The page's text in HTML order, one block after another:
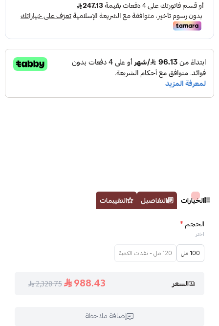
الخيارات التفاصيل
التقييمات
الحجم*
اختر
100 مل 120 مل - نفدت الكمية
السعر 988.43
2,328.75
إضافة ملاحظة